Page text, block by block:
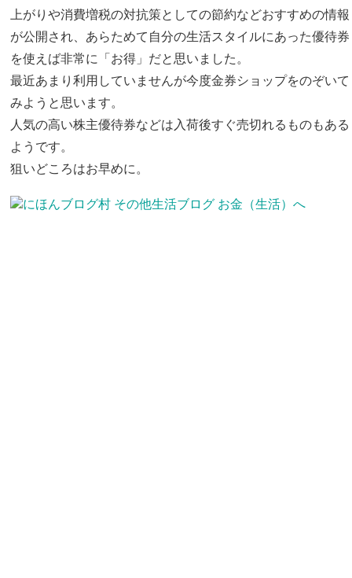
上がりや消費増税の対抗策としての節約などおすすめの情報
が公開され、あらためて自分の生活スタイルにあった優待券
を使えば非常に「お得」だと思いました。
最近あまり利用していませんが今度金券ショップをのぞいて
みようと思います。
人気の高い株主優待券などは入荷後すぐ売切れるものもある
ようです。
狙いどころはお早めに。